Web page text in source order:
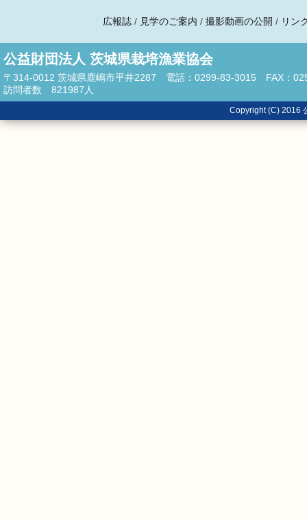
広報誌 / 見学のご案内 / 撮影動画の公開 / リン
公益財団法人 茨城県栽培漁業協会
〒314-0012 茨城県鹿嶋市平井2287 電話：0299-83-3015 FAX：
訪問者数 821987 人
Copyright (C) 2016